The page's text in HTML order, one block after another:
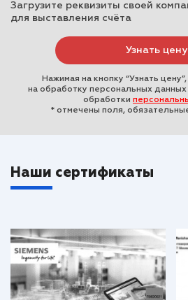
Загрузите реквизиты своей
для выставления счёта
Нажимая на кнопку “Узнать цену”,
на обработку персональных данных
обработки
* отмечены поля,
Наши сертификаты